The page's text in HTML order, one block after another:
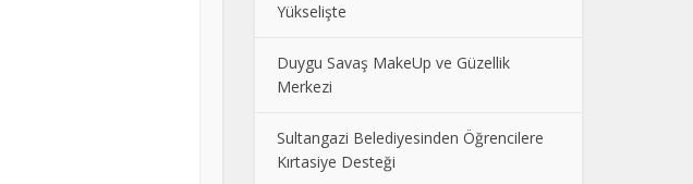
Yükselişte
Duygu Savaş MakeUp ve Güzellik
Merkezi
Sultangazi Belediyesinden Öğrencilere
Kırtasiye Desteği